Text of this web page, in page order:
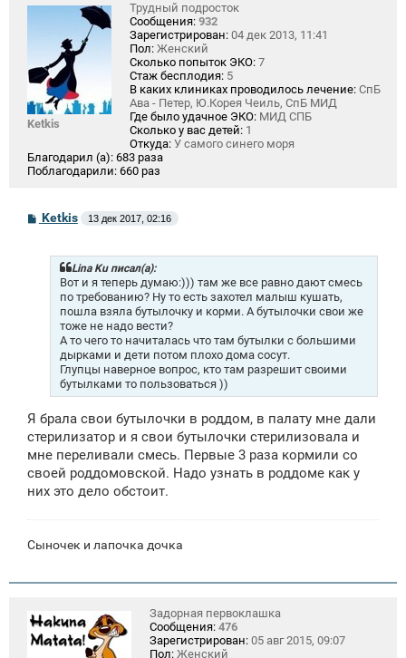
Ketkis
Трудный подросток
Сообщения: 932
Зарегистрирован: 04 дек 2013, 11:41
Пол: Женский
Сколько попыток ЭКО: 7
Стаж бесплодия: 5
В каких клиниках проводилось лечение: СпБ
Ава - Петер, Ю.Корея Чеиль, СпБ МИД
Где было удачное ЭКО: МИД СПБ
Сколько у вас детей: 1
Откуда: У самого синего моря
Благодарил (а): 683 раза
Поблагодарили: 660 раз
СKetkis 13 дек 2017, 02:16
Lina Ku писал(а):
Вот и я теперь думаю:))) там же все равно дают смесь
по требованию? Ну то есть захотел малыш кушать,
пошла взяла бутылочку и корми. А бутылочки свои же
тоже не надо вести?
А то чего то начиталась что там бутылки с большими
дырками и дети потом плохо дома сосут.
Глупцы наверное вопрос, кто там разрешит своими
бутылками то пользоваться ))
Я брала свои бутылочки в роддом, в палату мне дали
стерилизатор и я свои бутылочки стерилизовала и
мне переливали смесь. Первые 3 раза кормили со
своей роддомовской. Надо узнать в роддоме как у
них это дело обстоит.
Сыночек и лапочка дочка
Задорная первоклашка
Сообщения: 476
Зарегистрирован: 05 авг 2015, 09:07
Пол: Женский